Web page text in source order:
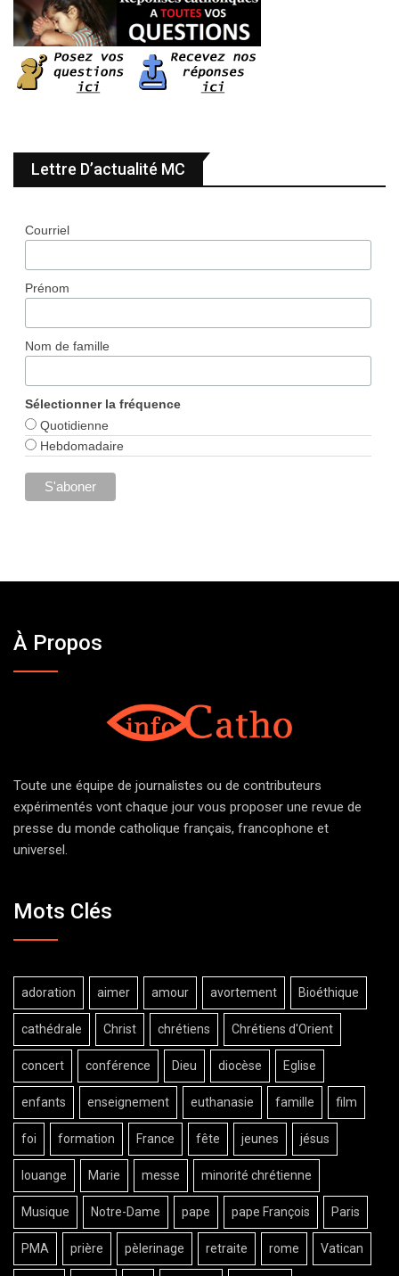
Lettre D’actualité MC
Courriel
Prénom
Nom de famille
Sélectionner la fréquence
Quotidienne
Hebdomadaire
À Propos
Toute une équipe de journalistes ou de contributeurs
expérimentés vont chaque jour vous proposer une revue de
presse du monde catholique français, francophone et
universel.
Mots Clés
adoration aimer amour avortement Bioéthique
cathédrale Christ chrétiens Chrétiens d'Orient
concert conférence Dieu diocèse Eglise
enfants enseignement euthanasie famille film
foi formation France fête jeunes jésus
louange Marie messe minorité chrétienne
Musique Notre-Dame pape pape François Paris
PMA prière pèlerinage retraite rome Vatican